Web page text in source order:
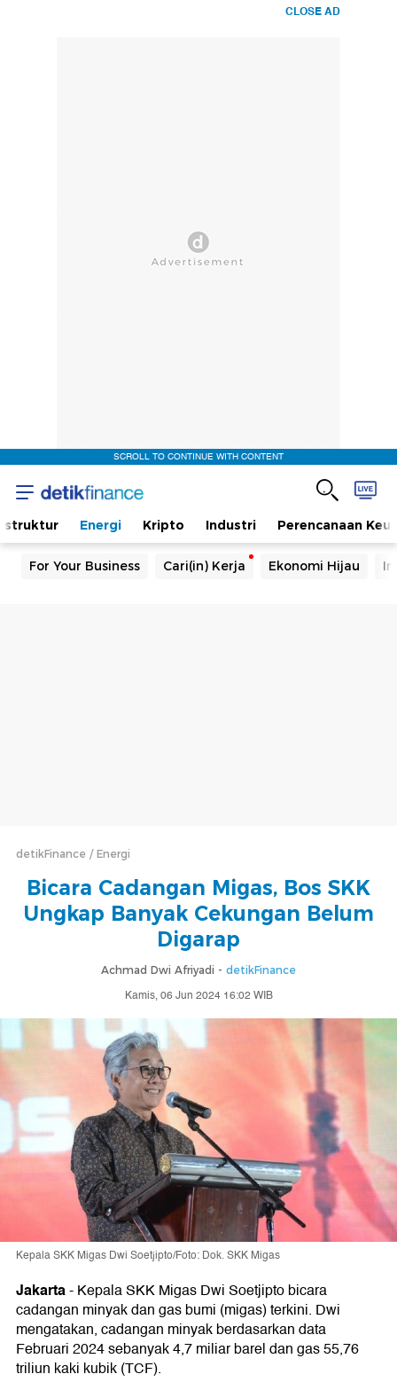
CLOSE AD
SCROLL TO CONTINUE WITH CONTENT
Energi Kripto Industri Perencanaan
For Your Business Cari(in) Kerja Ekonomi Hijau
detikFinance Energi
Bicara Cadangan Migas, Bos SKK
Ungkap Banyak Cekungan Belum
Digarap
Achmad Dwi Afriyadi - detikFinance
Kamis, 06 Jun 2024 16:02 WIB
Kepala SKK Migas Dwi Soetjipto/Foto: Dok. SKK Migas
Jakarta-Kepala SKK Migas Dwi Soetjipto bicara
cadangan minyak dan gas bumi (migas) terkini. Dwi
mengatakan, cadangan minyak berdasarkan data
Februari 2024 sebanyak 4,7 miliar barel dan gas 55,76
triliun kaki kubik (TCF).